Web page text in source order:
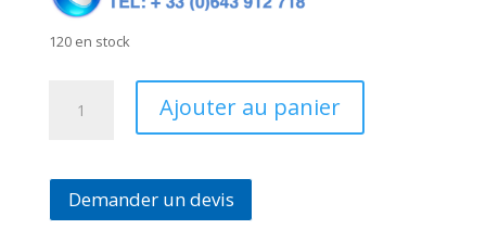
120 en stock
paroi
blanc
Ajouter au panier
Demander un devis